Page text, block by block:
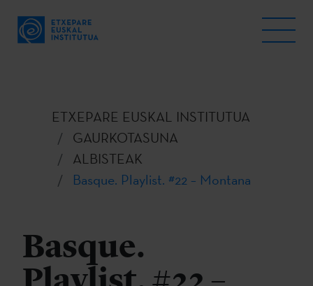
ETXEPARE EUSKAL INSTITUTUA
GAURKOTASUNA
ALBISTEAK
Basque. Playlist. #22 – Montana
Basque.